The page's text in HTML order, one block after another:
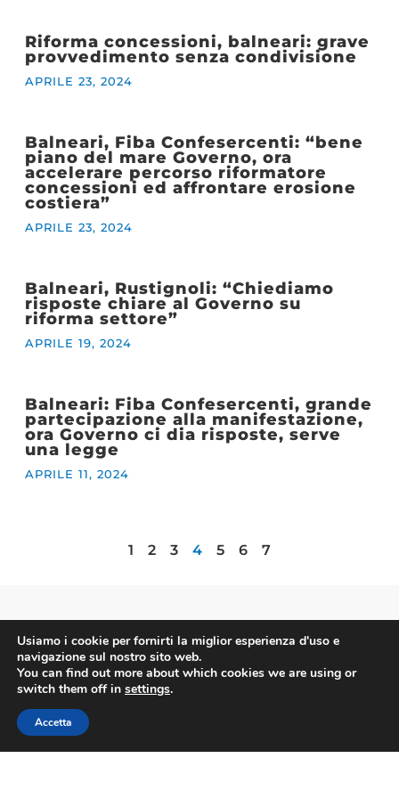
Riforma concessioni, balneari: grave
provvedimento senza condivisione
APRILE 23, 2024
Balneari, Fiba Confesercenti: “bene
piano del mare Governo, ora
accelerare percorso riformatore
concessioni ed affrontare erosione
costiera”
APRILE 23, 2024
Balneari, Rustignoli: “Chiediamo
risposte chiare al Governo su
riforma settore”
APRILE 19, 2024
Balneari: Fiba Confesercenti, grande
partecipazione alla manifestazione,
ora Governo ci dia risposte, serve
una legge
APRILE 11, 2024
1 2 3 4 5 6 7
Usiamo i cookie per fornirti la miglior esperienza d'uso e
navigazione sul nostro sito web.
You can find out more about which cookies we are using or
switch them off in settings.
Accetta